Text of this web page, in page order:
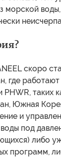
морской
скоро
где
таких
Южная
и
под
либо
программ,